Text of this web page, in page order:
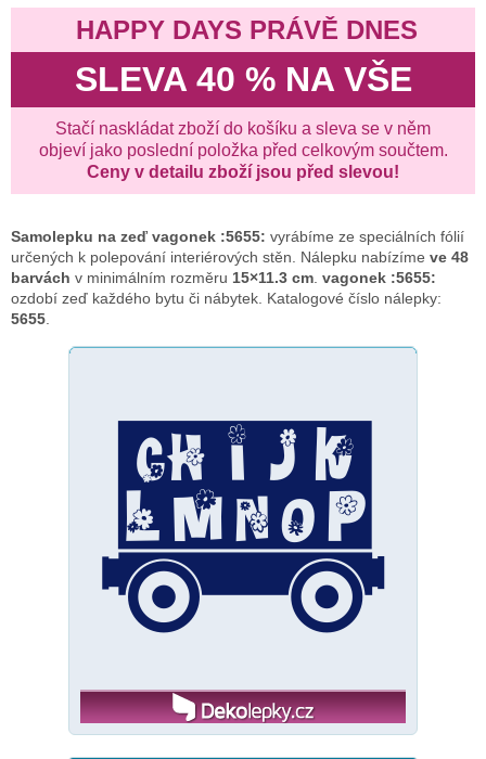
HAPPY DAYS PRÁVĚ DNES
SLEVA 40 % NA VŠE
Stačí naskládat zboží do košíku a sleva se v něm
objeví jako poslední položka před celkovým součtem.
Ceny v detailu zboží jsou před slevou!
Samolepku na zeď vagonek :5655: vyrábíme ze speciálních fólií
určených k polepování interiérových stěn. Nálepku nabízíme ve 48
barvách v minimálním rozměru 15×11.3 cm vagonek :5655:
ozdobí zeď každého bytu či nábytek. Katalogové číslo nálepky:
5655